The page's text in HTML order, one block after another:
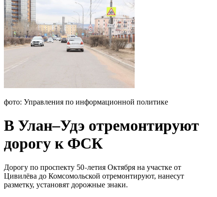
фото: Управления по информационной политике
В Улан–Удэ отремонтируют
дорогу к ФСК
Дорогу по проспекту 50–летия Октября на участке от
Цивилёва до Комсомольской отремонтируют, нанесут
разметку, установят дорожные знаки.